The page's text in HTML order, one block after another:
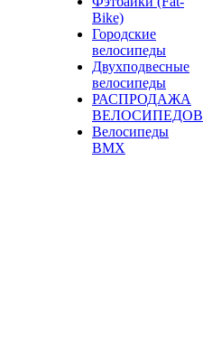
Bike)
Городские
велосипеды
Двухподвесные
велосипеды
РАСПРОДАЖА
ВЕЛОСИПЕДОВ
Велосипеды
BMX